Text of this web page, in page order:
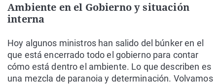
Ambiente en el Gobierno y situación
interna
Hoy algunos ministros han salido del búnker en el
que está encerrado todo el gobierno para contar
cómo está dentro el ambiente. Lo que describen es
una mezcla de paranoia y determinación. Volvamos